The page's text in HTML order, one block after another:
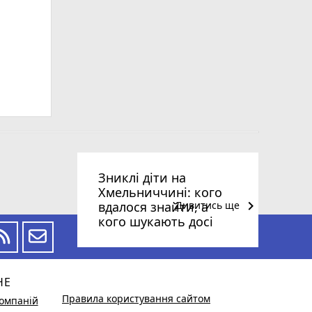
Зниклі діти на
Хмельниччині: кого
вдалося знайти, а
кого шукають досі
Дивитись ще keyboard_arrow_right
Правила користування сайтом